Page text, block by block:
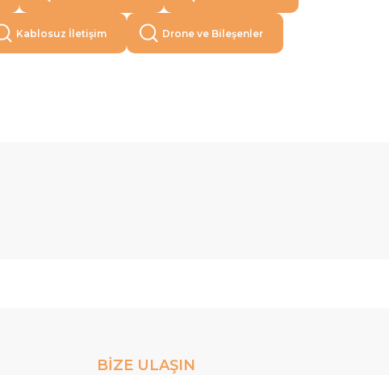
Kablosuz İletişim Drone ve Bileşenler
BİZE ULAŞIN